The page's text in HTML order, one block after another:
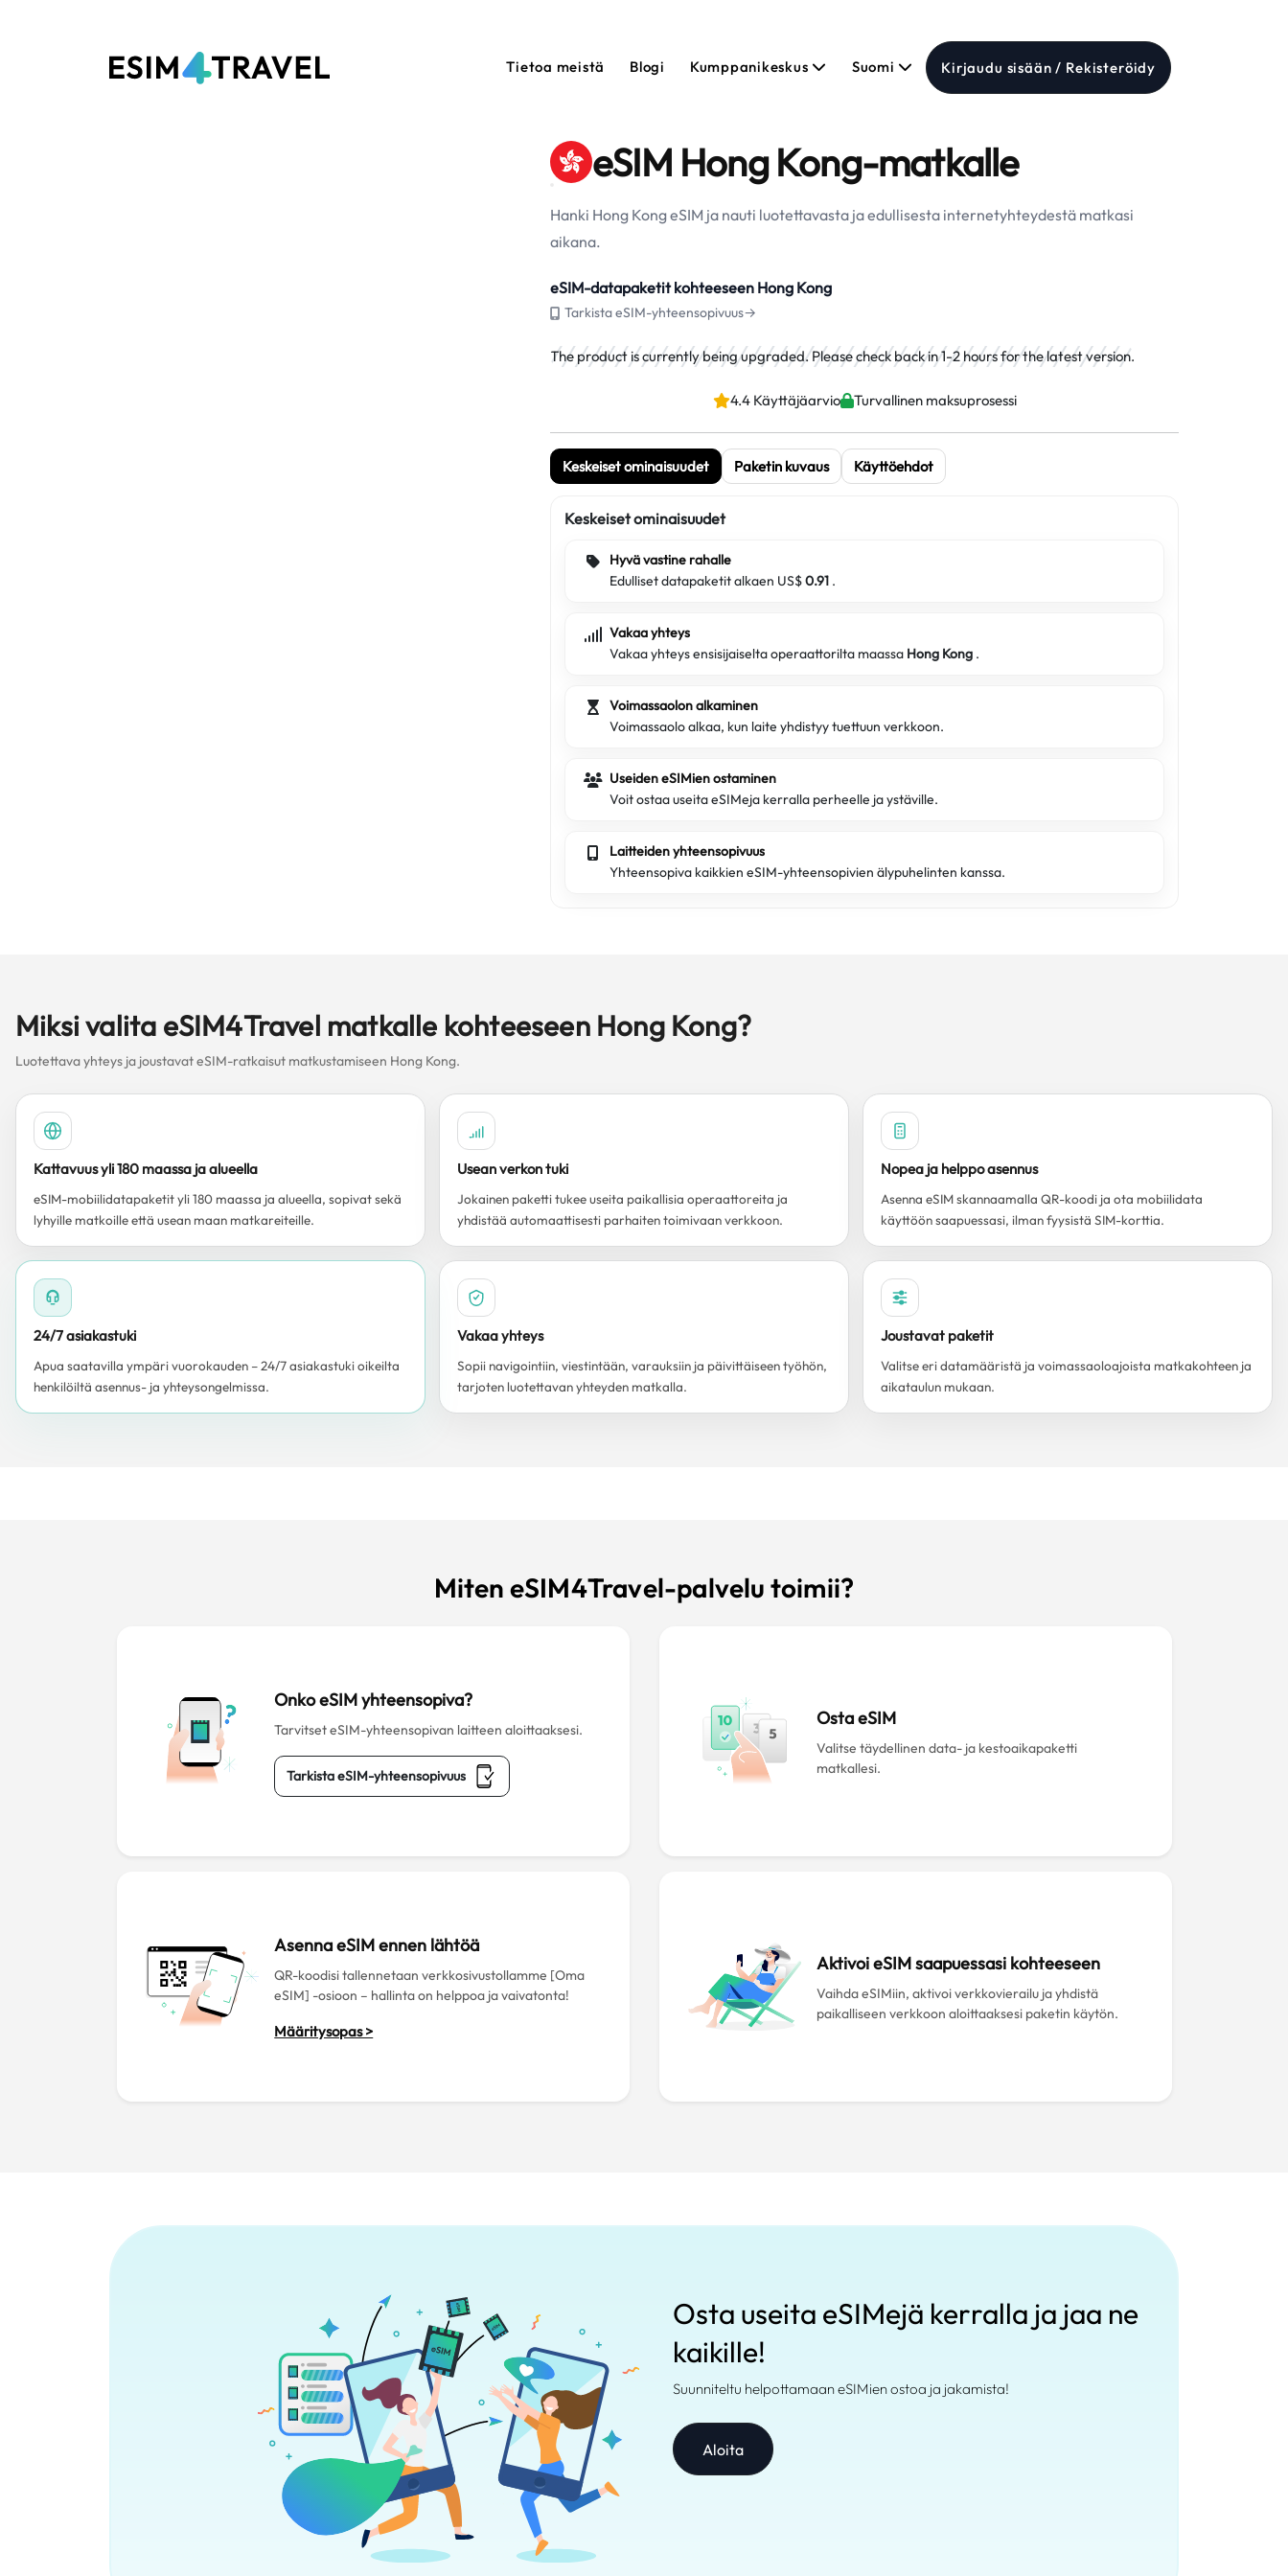
Tietoa meistä Blogi Kumppanikeskus Suomi Kirjaudu sisään / Rekisteröidy
eSIM Hong Kong-matkalle
Hanki Hong Kong eSIM ja nauti luotettavasta ja edullisesta internetyhteydestä matkasi
aikana.
eSIM-datapaketit kohteeseen Hong Kong
Tarkista eSIM-yhteensopivuus→
The product is currently being upgraded. Please check back in 1-2 hours for the latest version.
4.4 Käyttäjäarvio Turvallinen maksuprosessi
Keskeiset ominaisuudet Paketin kuvaus Käyttöehdot
Keskeiset ominaisuudet
Hyvä vastine rahalle
Edulliset datapaketit alkaen US$0.91 .
Vakaa yhteys
Vakaa yhteys ensisijaiselta operaattorilta maassa Hong Kong .
Voimassaolon alkaminen
Voimassaolo alkaa, kun laite yhdistyy tuettuun verkkoon.
Useiden eSIMien ostaminen
Voit ostaa useita eSIMeja kerralla perheelle ja ystäville.
Laitteiden yhteensopivuus
Yhteensopiva kaikkien eSIM-yhteensopivien älypuhelinten kanssa.
Miksi valita eSIM4Travel matkalle kohteeseen Hong Kong?
Luotettava yhteys ja joustavat eSIM-ratkaisut matkustamiseen Hong Kong.
Kattavuus yli 180 maassa ja alueella
eSIM-mobiilidatapaketit yli 180 maassa ja alueella, sopivat sekä
lyhyille matkoille että usean maan matkareiteille.
Usean verkon tuki
Jokainen paketti tukee useita paikallisia operaattoreita ja
yhdistää automaattisesti parhaiten toimivaan verkkoon.
Nopea ja helppo asennus
Asenna eSIM skannaamalla QR-koodi ja ota mobiilidata
käyttöön saapuessasi, ilman fyysistä SIM-korttia.
24/7 asiakastuki
Apua saatavilla ympäri vuorokauden – 24/7 asiakastuki oikeilta
henkilöiltä asennus- ja yhteysongelmissa.
Vakaa yhteys
Sopii navigointiin, viestintään, varauksiin ja päivittäiseen työhön,
tarjoten luotettavan yhteyden matkalla.
Joustavat paketit
Valitse eri datamääristä ja voimassaoloajoista matkakohteen ja
aikataulun mukaan.
Miten eSIM4Travel-palvelu toimii?
Onko eSIM yhteensopiva?
Tarvitset eSIM-yhteensopivan laitteen aloittaaksesi.
Tarkista eSIM-yhteensopivuus
Osta eSIM
Valitse täydellinen data- ja kestoaikapaketti
matkallesi.
Asenna eSIM ennen lähtöä
QR-koodisi tallennetaan verkkosivustollamme [Oma
eSIM] -osioon – hallinta on helppoa ja vaivatonta!
Määritysopas >
Aktivoi eSIM saapuessasi kohteeseen
Vaihda eSIMiin, aktivoi verkkovierailu ja yhdistä
paikalliseen verkkoon aloittaaksesi paketin käytön.
Osta useita eSIMejä kerralla ja jaa ne
kaikille!
Suunniteltu helpottamaan eSIMien ostoa ja jakamista!
Aloita